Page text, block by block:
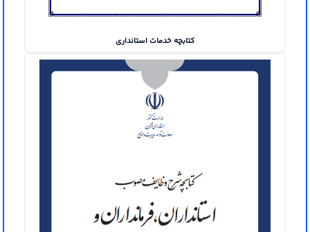
کتابچه خدمات استانداری